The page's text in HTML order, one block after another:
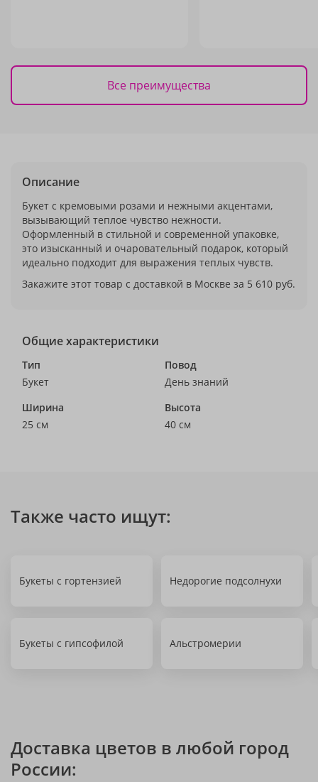
Все преимущества
Описание
Букет с кремовыми розами и нежными акцентами,
вызывающий теплое чувство нежности.
Оформленный в стильной и современной упаковке,
это изысканный и очаровательный подарок, который
идеально подходит для выражения теплых чувств.
Закажите этот товар с доставкой в Москве за 5 610 руб.
Общие характеристики
Тип
Букет
Повод
День знаний
Ширина
25 см
Высота
40 см
Также часто ищут:
Букеты с гортензией Недорогие подсолнухи
Букеты с гипсофилой Альстромерии
Доставка цветов в любой город
России: